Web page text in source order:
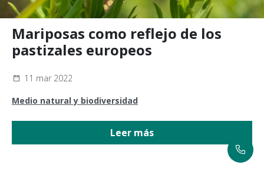
Mariposas como reflejo de los
pastizales europeos
11 mar 2022
Medio natural y biodiversidad
Leer más